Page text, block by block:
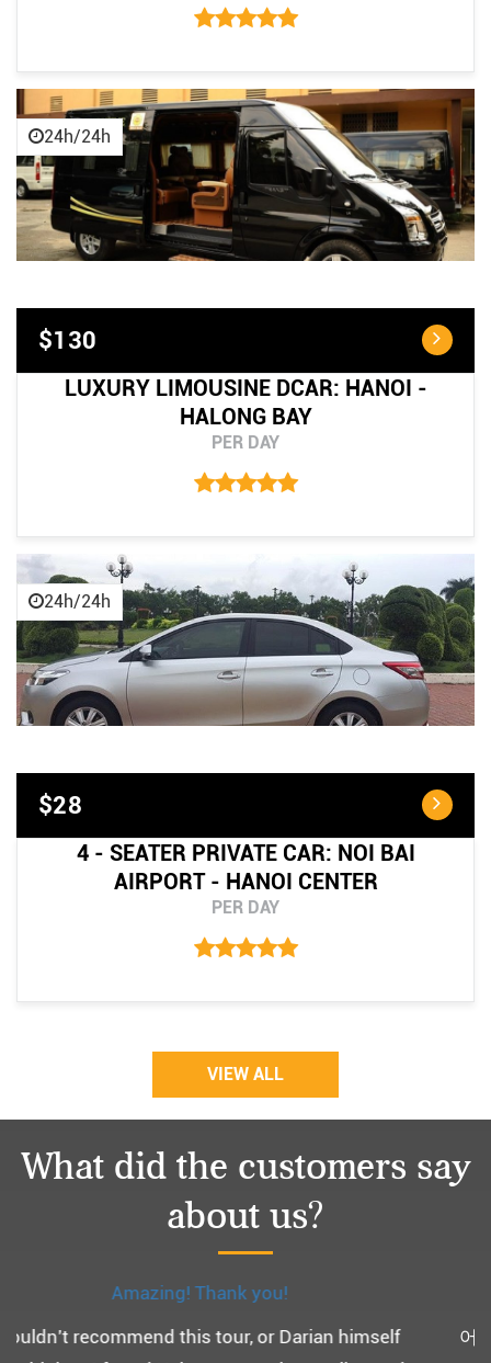
24h/24h
$130
LUXURY LIMOUSINE DCAR: HANOI -
HALONG BAY
PER DAY
24h/24h
$28
4 - SEATER PRIVATE CAR: NOI BAI
AIRPORT - HANOI CENTER
PER DAY
VIEW ALL
What did the customers say
about us?
Monchery cruis, 즐거웠던 어머니 환갑여행~
어머니 환갑여행을 기념하여 하롱베이, 몽쉐리 크